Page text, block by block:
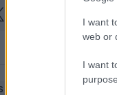
I want
web or
I want